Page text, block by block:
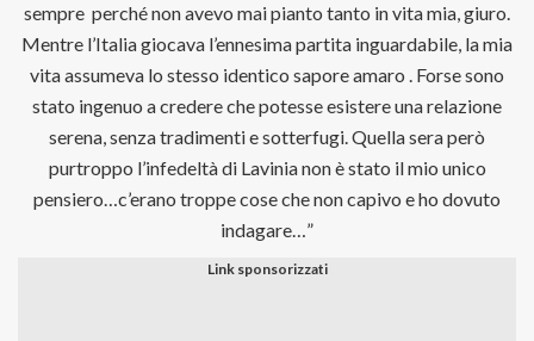
sempre perché non avevo mai pianto tanto in vita mia, giuro.
Mentre l’Italia giocava l’ennesima partita inguardabile, la mia
vita assumeva lo stesso identico sapore amaro . Forse sono
stato ingenuo a credere che potesse esistere una relazione
serena, senza tradimenti e sotterfugi. Quella sera però
purtroppo l’infedeltà di Lavinia non è stato il mio unico
pensiero…c’erano troppe cose che non capivo e ho dovuto
indagare…”